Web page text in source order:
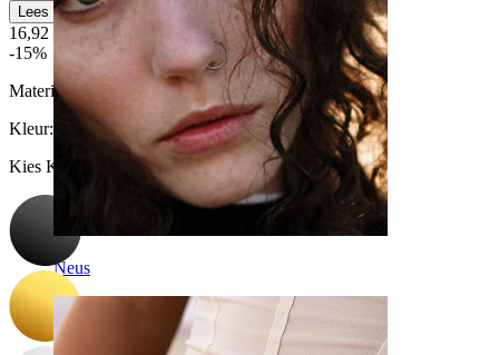
Neus
Lees meer
16,92 €19,90 €
-15%
Materiaal:Titanium
Kleur:
Kies Kleur